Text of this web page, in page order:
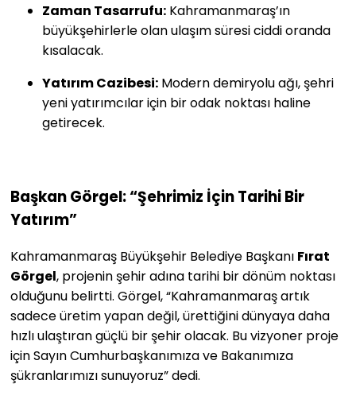
Zaman Tasarrufu: Kahramanmaraş’ın
büyükşehirlerle olan ulaşım süresi ciddi oranda
kısalacak.
Yatırım Cazibesi: Modern demiryolu ağı, şehri
yeni yatırımcılar için bir odak noktası haline
getirecek.
Başkan Görgel: “Şehrimiz İçin Tarihi Bir
Yatırım”
Kahramanmaraş Büyükşehir Belediye Başkanı Fırat
Görgel, projenin şehir adına tarihi bir dönüm noktası
olduğunu belirtti. Görgel, “Kahramanmaraş artık
sadece üretim yapan değil, ürettiğini dünyaya daha
hızlı ulaştıran güçlü bir şehir olacak. Bu vizyoner proje
için Sayın Cumhurbaşkanımıza ve Bakanımıza
şükranlarımızı sunuyoruz” dedi.